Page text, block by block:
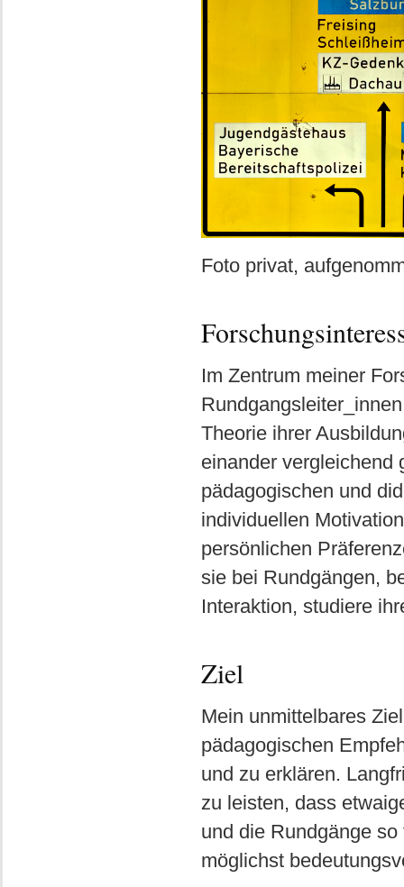
Foto privat,
Im Zentrum meiner
Theorie ihrer
einander vergleichend
pädagogischen und
individuellen
persönlichen
sie bei Rundgängen,
Interaktion, studiere
Ziel
Mein unmittelbares
pädagogischen
und zu erklären.
zu leisten, dass
und die Rundgänge
möglichst